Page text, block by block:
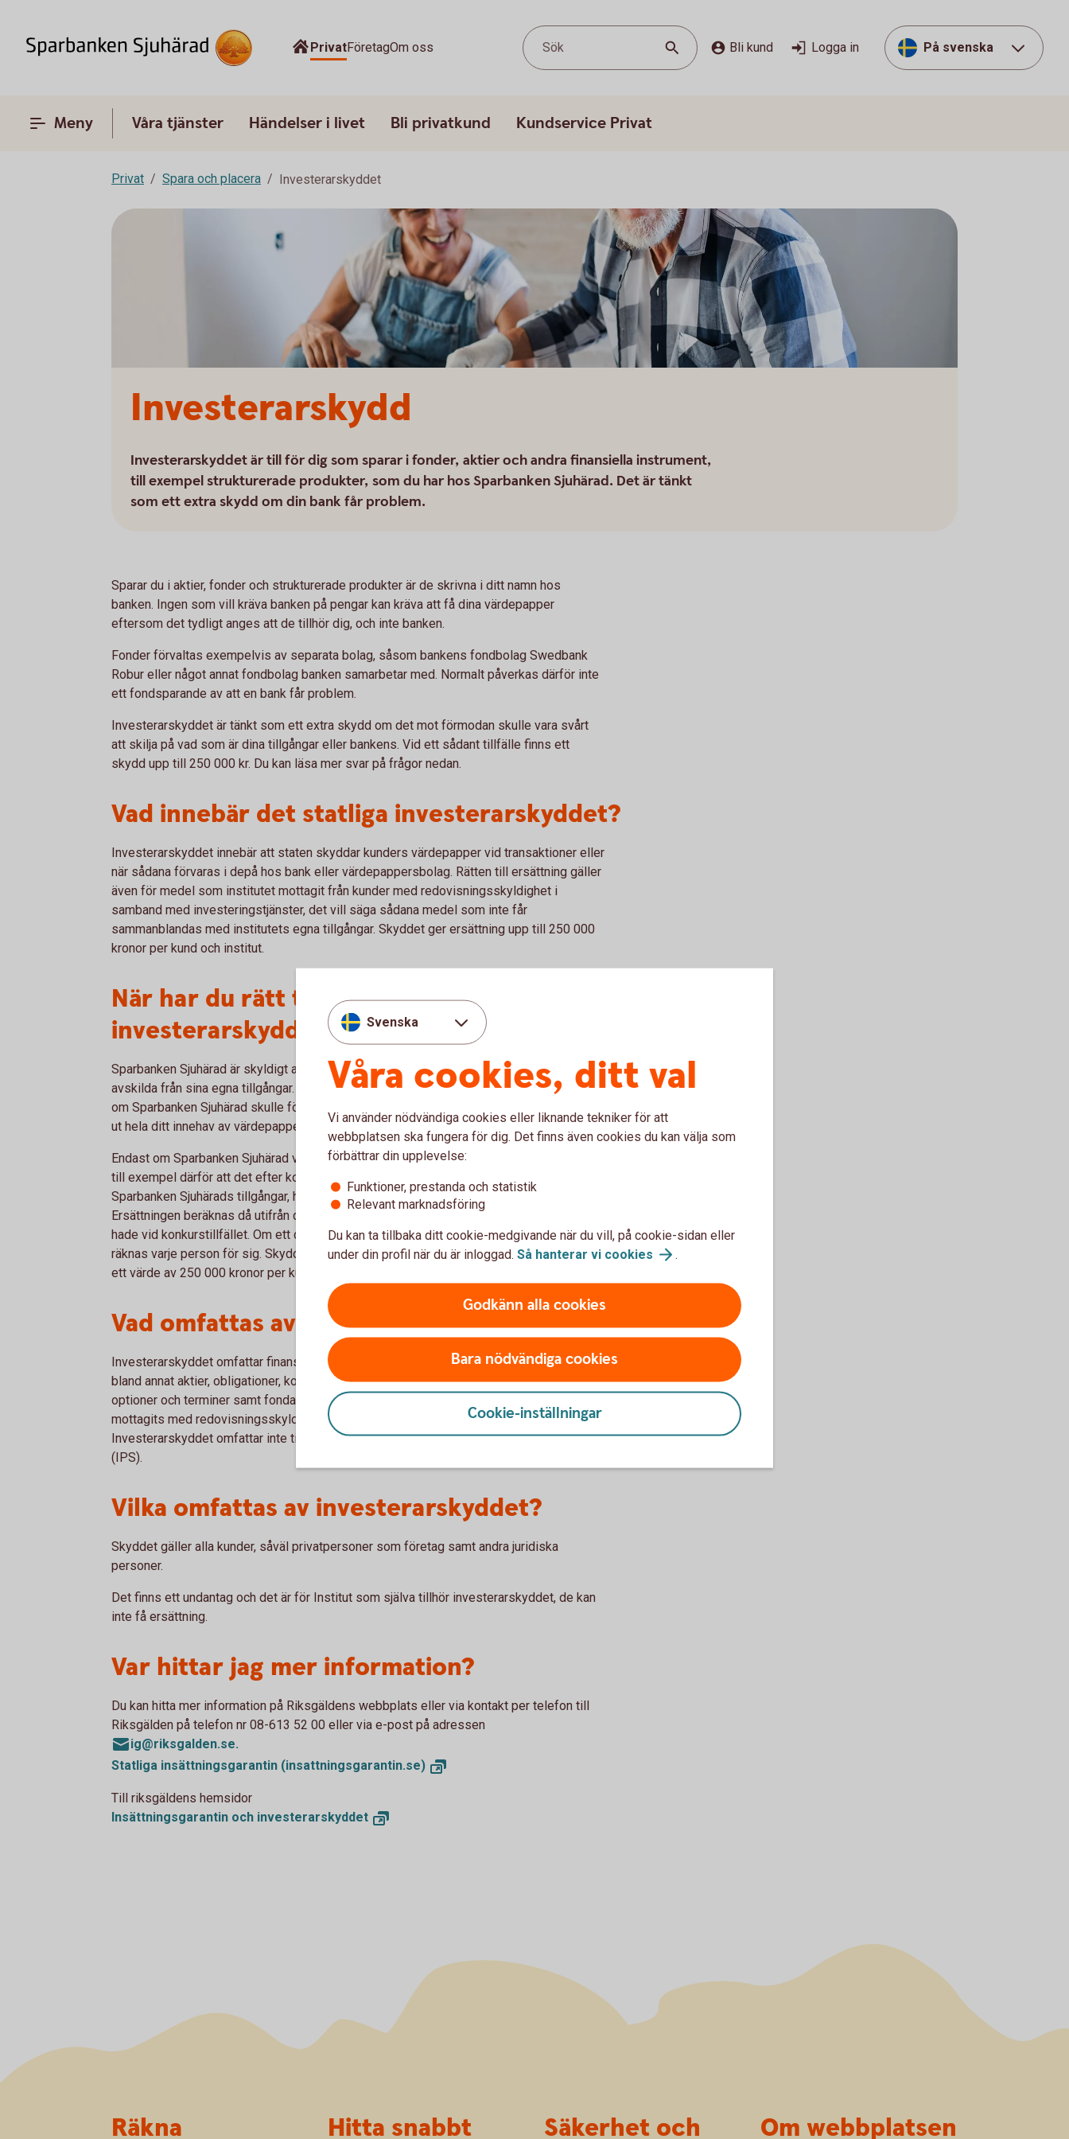
PrivatFöretagOm oss Sök Bli kund Logga in På svenska
Meny Våra tjänster Händelser i livet Bli privatkund Kundservice Privat
Privat Spara och placera Investerarskyddet
Investerarskydd
Investerarskyddet är till för dig som sparar i fonder, aktier och andra finansiella instrument,
till exempel strukturerade produkter, som du har hos Sparbanken Sjuhärad. Det är tänkt
som ett extra skydd om din bank får problem.
Sparar du i aktier, fonder och strukturerade produkter är de skrivna i ditt namn hos
banken. Ingen som vill kräva banken på pengar kan kräva att få dina värdepapper
eftersom det tydligt anges att de tillhör dig, och inte banken.
Fonder förvaltas exempelvis av separata bolag, såsom bankens fondbolag Swedbank
Robur eller något annat fondbolag banken samarbetar med. Normalt påverkas därför inte
ett fondsparande av att en bank får problem.
Investerarskyddet är tänkt som ett extra skydd om det mot förmodan skulle vara svårt
att skilja på vad som är dina tillgångar eller bankens. Vid ett sådant tillfälle finns ett
skydd upp till 250 000 kr. Du kan läsa mer svar på frågor nedan.
Vad innebär det statliga investerarskyddet?
Investerarskyddet innebär att staten skyddar kunders värdepapper vid transaktioner eller
när sådana förvaras i depå hos bank eller värdepappersbolag. Rätten till ersättning gäller
även för medel som institutet mottagit från kunder med redovisningsskyldighet i
samband med investeringstjänster, det vill säga sådana medel som inte får
sammanblandas med institutets egna tillgångar. Skyddet ger ersättning upp till 250 000
kronor per kund och institut.
När har du rätt till ersättning från
investerarskyddet?
Sparbanken Sjuhärad är skyldigt att hålla värdepapper som förvaras på kunders depåer
avskilda från sina egna tillgångar. Det innebär att dina värdepapper normalt inte påverkas
om Sparbanken Sjuhärad skulle försättas i konkurs eftersom du i konkursen har rätt att få
ut hela ditt innehav av värdepapper.
Endast om Sparbanken Sjuhärad vid en konkurs inte skulle kunna lämna ut din egendom,
till exempel därför att det efter konkursen inte går att reda ut vad som är dina respektive
Sparbanken Sjuhärads tillgångar, har du rätt till ersättning från investerarskyddet.
Ersättningen beräknas då utifrån det marknadsvärde som de aktuella värdepapperen
hade vid konkurstillfället. Om ett depåkonto är öppnat i två eller flera personers namn,
räknas varje person för sig. Skyddet ger då ersättning för förlorade värdepapper upp till
ett värde av 250 000 kronor per kund.
Vad omfattas av investerarskyddet?
Investerarskyddet omfattar finansiella instrument (värdepapper), och täcker därmed
bland annat aktier, obligationer, konvertibla skuldebrev, olika typer av derivat såsom
optioner och terminer samt fondandelar. Investerarskyddet omfattar även medel som
mottagits med redovisningsskyldighet i samband med att en investeringstjänst utförs.
Investerarskyddet omfattar inte tillgångar inom det individuella pensions-sparandet
(IPS).
Vilka omfattas av investerarskyddet?
Skyddet gäller alla kunder, såväl privatpersoner som företag samt andra juridiska
personer.
Det finns ett undantag och det är för Institut som själva tillhör investerarskyddet, de kan
inte få ersättning.
Var hittar jag mer information?
Du kan hitta mer information på Riksgäldens webbplats eller via kontakt per telefon till
Riksgälden på telefon nr 08-613 52 00 eller via e-post på adressen
ig@riksgalden.se.
Statliga insättningsgarantin (insattningsgarantin.se)
Till riksgäldens hemsidor
Insättningsgarantin och investerarskyddet
Svenska
Våra cookies, ditt val
Vi använder nödvändiga cookies eller liknande tekniker för att
webbplatsen ska fungera för dig. Det finns även cookies du kan välja som
förbättrar din upplevelse:
Funktioner, prestanda och statistik
Relevant marknadsföring
Du kan ta tillbaka ditt cookie-medgivande när du vill, på cookie-sidan eller
under din profil när du är inloggad. Så hanterar vi cookies .
Godkänn alla cookies
Bara nödvändiga cookies
Cookie-inställningar
Räkna Hitta snabbt Säkerhet och Om webbplatsen